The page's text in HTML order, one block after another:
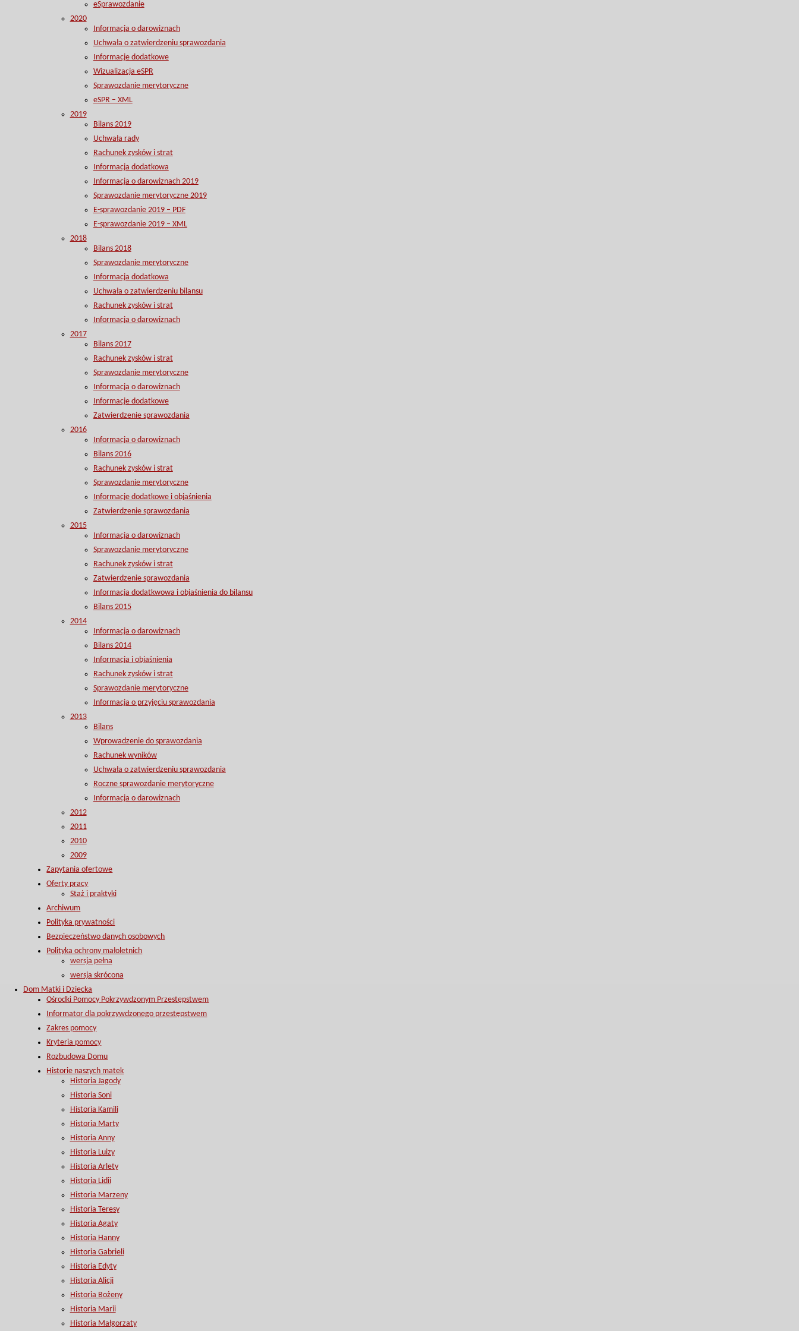
eSprawozdanie
2020
Informacja o darowiznach
Uchwała o zatwierdzeniu sprawozdania
Informacje dodatkowe
Wizualizacja eSPR
Sprawozdanie merytoryczne
eSPR – XML
2019
Bilans 2019
Uchwała rady
Rachunek zysków i strat
Informacja dodatkowa
Informacja o darowiznach 2019
Sprawozdanie merytoryczne 2019
E-sprawozdanie 2019 – PDF
E-sprawozdanie 2019 – XML
2018
Bilans 2018
Sprawozdanie merytoryczne
Informacja dodatkowa
Uchwała o zatwierdzeniu bilansu
Rachunek zysków i strat
Informacja o darowiznach
2017
Bilans 2017
Rachunek zysków i strat
Sprawozdanie merytoryczne
Informacja o darowiznach
Informacje dodatkowe
Zatwierdzenie sprawozdania
2016
Informacja o darowiznach
Bilans 2016
Rachunek zysków i strat
Sprawozdanie merytoryczne
Informacje dodatkowe i objaśnienia
Zatwierdzenie sprawozdania
2015
Informacja o darowiznach
Sprawozdanie merytoryczne
Rachunek zysków i strat
Zatwierdzenie sprawozdania
Informacja dodatkwowa i objaśnienia do bilansu
Bilans 2015
2014
Informacja o darowiznach
Bilans 2014
Informacja i objaśnienia
Rachunek zysków i strat
Sprawozdanie merytoryczne
Informacja o przyjęciu sprawozdania
2013
Bilans
Wprowadzenie do sprawozdania
Rachunek wyników
Uchwała o zatwierdzeniu sprawozdania
Roczne sprawozdanie merytoryczne
Informacja o darowiznach
2012
2011
2010
2009
Zapytania ofertowe
Oferty pracy
Staż i praktyki
Archiwum
Polityka prywatności
Bezpieczeństwo danych osobowych
Polityka ochrony małoletnich
wersja pełna
wersja skrócona
Dom Matki i Dziecka
Ośrodki Pomocy Pokrzywdzonym Przestępstwem
Informator dla pokrzywdzonego przestępstwem
Zakres pomocy
Kryteria pomocy
Rozbudowa Domu
Historie naszych matek
Historia Jagody
Historia Soni
Historia Kamili
Historia Marty
Historia Anny
Historia Luizy
Historia Arlety
Historia Lidii
Historia Marzeny
Historia Teresy
Historia Agaty
Historia Hanny
Historia Gabrieli
Historia Edyty
Historia Alicji
Historia Bożeny
Historia Marii
Historia Małgorzaty